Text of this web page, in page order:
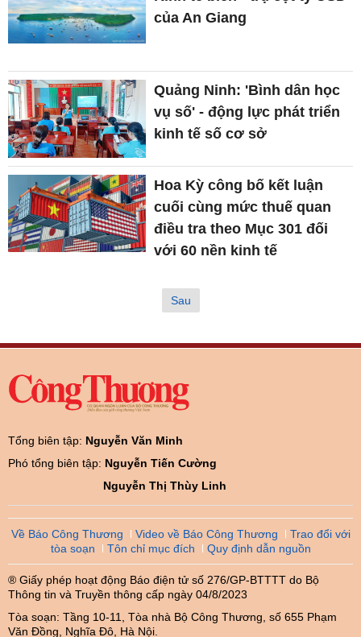
của An Giang
Quảng Ninh: 'Bình dân học
vụ số' - động lực phát triển
kinh tế số cơ sở
Hoa Kỳ công bố kết luận
cuối cùng mức thuế quan
điều tra theo Mục 301 đối
với 60 nền kinh tế
Sau
Tổng biên tập: Nguyễn Văn Minh
Phó tổng biên tập: Nguyễn Tiến Cường
Nguyễn Thị Thùy Linh
Về Báo Công Thương Video về Báo Công Thương
Trao đổi với
tòa soạn
Tôn chỉ mục đích Quy định dẫn nguồn
® Giấy phép hoạt động Báo điện tử số 276/GP-BTTTT do Bộ
Thông tin và Truyền thông cấp ngày 04/8/2023
Tòa soạn: Tầng 10-11, Tòa nhà Bộ Công Thương, số 655 Phạm
Văn Đồng, Nghĩa Đô, Hà Nội.